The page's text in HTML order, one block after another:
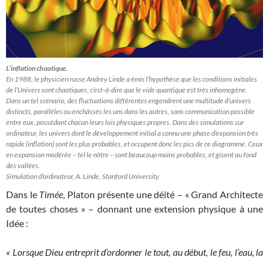
L’inflation chaotique.
En 1988, le physicien russe Andrey Linde a émis l’hypothèse que les conditions initiales
de l’Univers sont chaotiques, c’est-à-dire que le vide quantique est très inhomogène.
Dans un tel scénario, des fluctuations différentes engendrent une multitude d’univers
distincts, parallèles ou enchâssés les uns dans les autres, sans communication possible
entre eux, possédant chacun leurs lois physiques propres. Dans des simulations sur
ordinateur, les univers dont le développement initial a connu une phase d’expansion très
rapide (inflation) sont les plus probables, et occupent donc les pics de ce diagramme. Ceux
en expansion modérée – tel le nôtre – sont beaucoup moins probables, et gisent au fond
des vallées.
Simulation d’ordinateur, A. Linde, Stanford University
Dans le Timée , Platon présente une déité – « Grand Architecte
de toutes choses » – donnant une extension physique à une
Idée :
« Lorsque Dieu entreprit d’ordonner le tout, au début, le feu, l’eau, la